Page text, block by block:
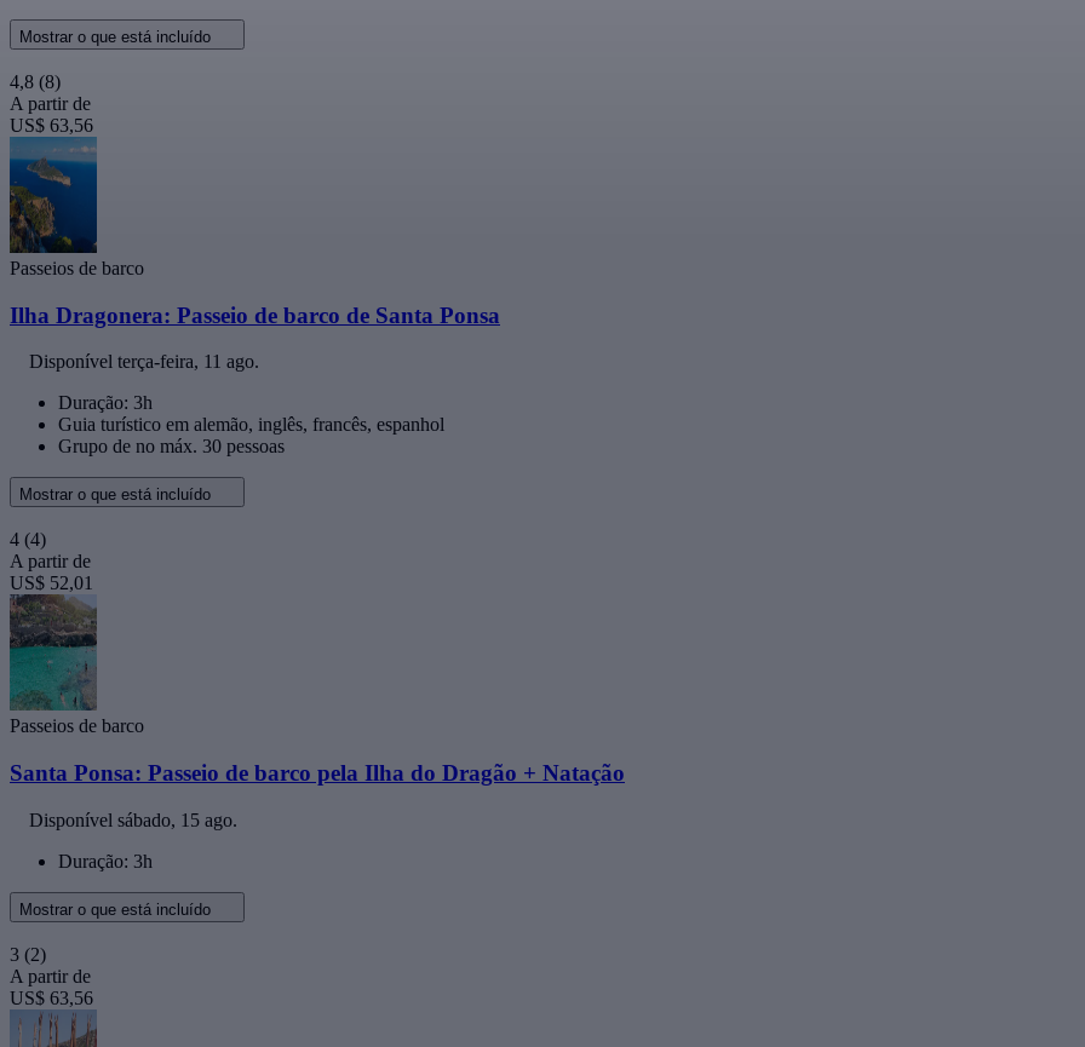
Mostrar o que está incluído
4,8 (8)
A partir de
US$ 63,56
Passeios de barco
Ilha Dragonera: Passeio de barco de Santa Ponsa
Disponível terça-feira, 11 ago.
Duração: 3h
Guia turístico em alemão, inglês, francês, espanhol
Grupo de no máx. 30 pessoas
Mostrar o que está incluído
4 (4)
A partir de
US$ 52,01
Passeios de barco
Santa Ponsa: Passeio de barco pela Ilha do Dragão + Natação
Disponível sábado, 15 ago.
Duração: 3h
Mostrar o que está incluído
3 (2)
A partir de
US$ 63,56